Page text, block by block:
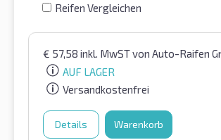
Reifen Vergleichen
€ 57,58 inkl. MwSTvon Auto-Raifen
AUF LAGER
Versandkostenfrei
Details Warenkorb